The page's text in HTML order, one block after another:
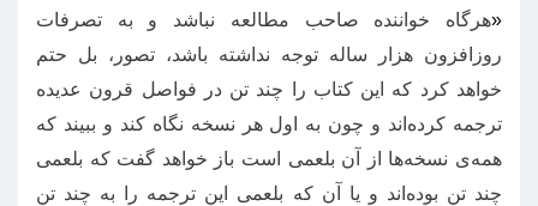
«هرگاه خواننده صاحب مطالعه نباشد و به تصرفات
روزافزون هزار ساله توجه نداشته باشد، تصور، بل حتم
خواهد کرد که این کتاب را چند تن در فواصل قرون عدیده
ترجمه کرده‌اند و چون به اول هر نسخه نگاه کند و ببیند که
همه‌ی نسخه‌ها از آن بلعمی است باز خواهد گفت که بلعمی
چند تن بوده‌اند و یا آن که بلعمی این ترجمه را به چند تن